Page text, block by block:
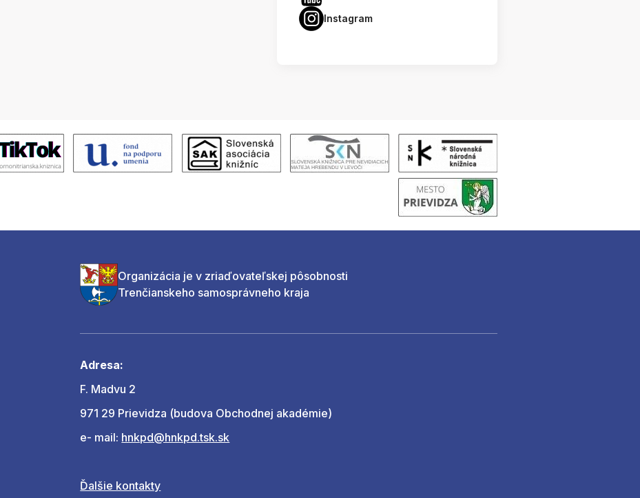
Instagram
Organizácia je v zriaďovateľskej pôsobnosti
Trenčianskeho samosprávneho kraja
Adresa:
F. Madvu 2
971 29 Prievidza (budova Obchodnej akadémie)
e- mail: hnkpd@hnkpd.tsk.sk
Ďalšie kontakty